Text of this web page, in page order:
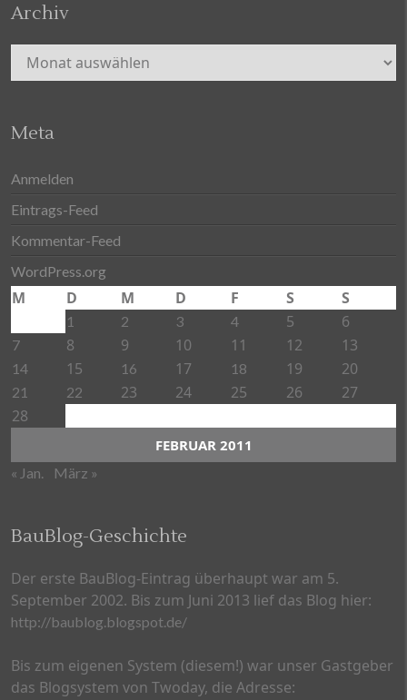
Archiv
Archiv
Meta
Anmelden
Eintrags-Feed
Kommentar-Feed
WordPress.org
FEBRUAR 2011
M D M D F S S
1 2 3 4 5 6
7 8 9 10 11 12 13
14 15 16 17 18 19 20
21 22 23 24 25 26
27
28
« Jan. März »
BauBlog-Geschichte
Der erste BauBlog-Eintrag überhaupt war am 5.
September 2002. Bis zum Juni 2013 lief das Blog hier:
http://baublog.blogspot.de/
Bis zum eigenen System (diesem!) war unser Gastgeber
das Blogsystem von Twoday, die Adresse: